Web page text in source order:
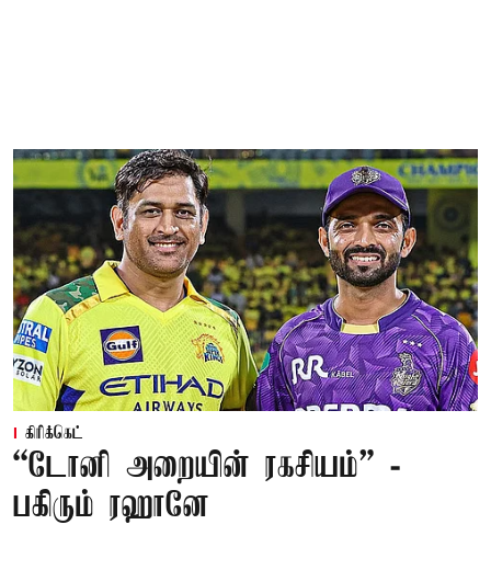
கிரிக்கெட்
“டோனி அறையின் ரகசியம்” -
பகிரும் ரஹானே